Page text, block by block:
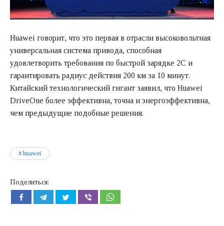
Huawei говорит, что это первая в отрасли высоковольтная
универсальная система привода, способная
удовлетворить требования по быстрой зарядке 2C и
гарантировать радиус действия 200 км за 10 минут.
Китайский технологический гигант заявил, что Huawei
DriveOne более эффективна, точна и энергоэффективна,
чем предыдущие подобные решения.
huawei
Поделиться: